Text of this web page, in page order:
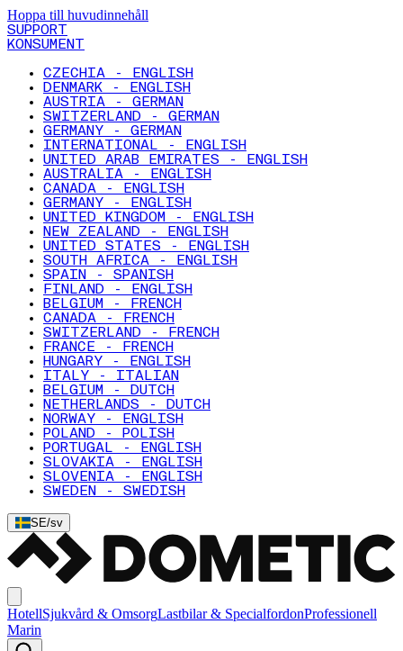
Hoppa till huvudinnehåll
SUPPORT
KONSUMENT
CZECHIA - ENGLISH
DENMARK - ENGLISH
AUSTRIA - GERMAN
SWITZERLAND - GERMAN
GERMANY - GERMAN
INTERNATIONAL - ENGLISH
UNITED ARAB EMIRATES - ENGLISH
AUSTRALIA - ENGLISH
CANADA - ENGLISH
GERMANY - ENGLISH
UNITED KINGDOM - ENGLISH
NEW ZEALAND - ENGLISH
UNITED STATES - ENGLISH
SOUTH AFRICA - ENGLISH
SPAIN - SPANISH
FINLAND - ENGLISH
BELGIUM - FRENCH
CANADA - FRENCH
SWITZERLAND - FRENCH
FRANCE - FRENCH
HUNGARY - ENGLISH
ITALY - ITALIAN
BELGIUM - DUTCH
NETHERLANDS - DUTCH
NORWAY - ENGLISH
POLAND - POLISH
PORTUGAL - ENGLISH
SLOVAKIA - ENGLISH
SLOVENIA - ENGLISH
SWEDEN - SWEDISH
SE/sv
HotellSjukvård & OmsorgLastbilar & SpecialfordonProfessionell
Marin